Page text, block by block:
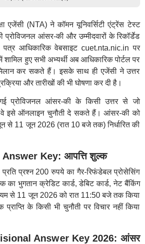
एजेंसी (NTA) ने कॉमन यूनिवर्सिटी एंट्रेंस टेस्ट
आंसर-की और उम्मीदवारों के रिकॉर्डेड
पत्र आधिकारिक वेबसाइट cuet.nta.nic.in पर
शामिल हुए सभी अभ्यर्थी अब आधिकारिक पोर्टल पर
कर सकते हैं। इसके साथ ही एजेंसी ने उत्तर
और तारीखों की भी घोषणा कर दी है।
गई प्रोविजनल आंसर-की के किसी उत्तर से जो
वे इसे ऑनलाइन चुनौती दे सकते हैं। आंसर-की को
से 11 जून 2026 (रात 10 बजे तक) निर्धारित की
Key: आपत्ति शुल्क
प्रति प्रश्न 200 रुपये का गैर-रिफंडेबल प्रोसेसिंग
का भुगतान क्रेडिट कार्ड, डेबिट कार्ड, नेट बैंकिंग
से 11 जून 2026 को रात 11:50 बजे तक किया
के किसी भी चुनौती पर विचार नहीं किया
Answer Key 2026: आंसर